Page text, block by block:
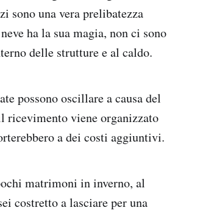
sono una vera prelibatezza
ha la sua magia, non ci sono
delle strutture e al caldo.
possono oscillare a causa del
ricevimento viene organizzato
a dei costi aggiuntivi.
matrimoni in inverno, al
costretto a lasciare per una